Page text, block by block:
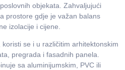
objekata. Zahvaljujući
prostore gdje je važan balans
izolacije i cijene.
se i u različitim arhitektonskim
pregrada i fasadnih panela.
sa aluminijumskim, PVC ili